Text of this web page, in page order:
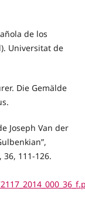
de los
Universitat de
Die Gemälde
Joseph Van der
36, 111-126.